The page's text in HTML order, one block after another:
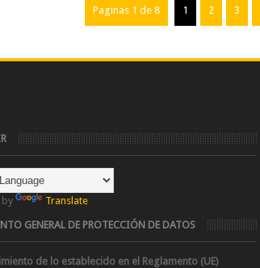
Paginas 1 de 8 1 2 3
by
Translate
GENERAL DE PROTECCIÓN DE DATOS
de lo establecido en el Reglamento (UE)